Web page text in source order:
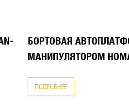
БОРТОВАЯ
МАНИПУЛЯТОРОМ
ПОДРОБНЕЕ